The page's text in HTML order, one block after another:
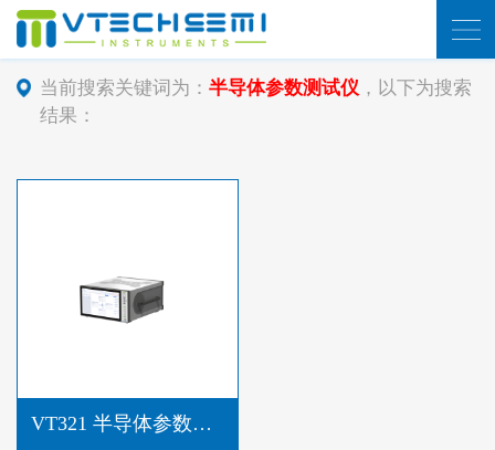
当前搜索关键词为： 半导体参数测试仪，以下为搜索
结果：
VT321 半导体参数测试仪